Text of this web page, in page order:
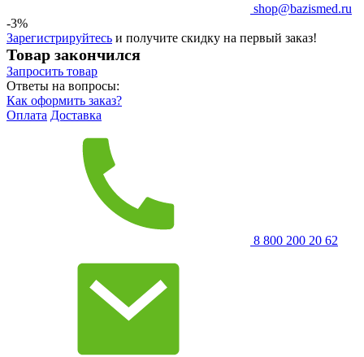
shop@bazismed.ru
-3%
Зарегистрируйтесь и получите скидку на первый заказ!
Товар закончился
Запросить товар
Ответы на вопросы:
Как оформить заказ?
Оплата Доставка
8 800 200 20 62